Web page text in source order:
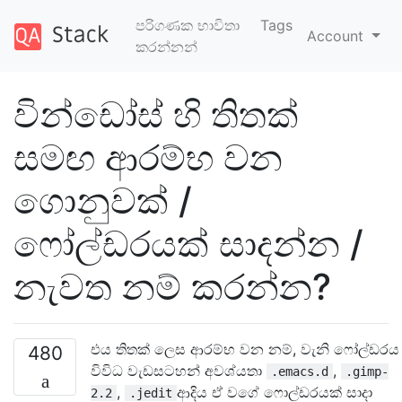
පරිගණක භාවිතා
කරන්නන්
Tags
Account
වින්ඩෝස් හි තිතක්
සමඟ ආරම්භ වන
ගොනුවක් /
ෆෝල්ඩරයක් සාදන්න /
නැවත නම් කරන්න?
480
එය තිතක් ලෙස ආරම්භ වන නම්, වැනි ෆෝල්ඩරය
විවිධ වැඩසටහන් අවශ්යතා
.emacs.d ,
.gimp-
2.2 , .jedit ආදිය ඒ වගේ ෆොල්ඩරයක් සාදා